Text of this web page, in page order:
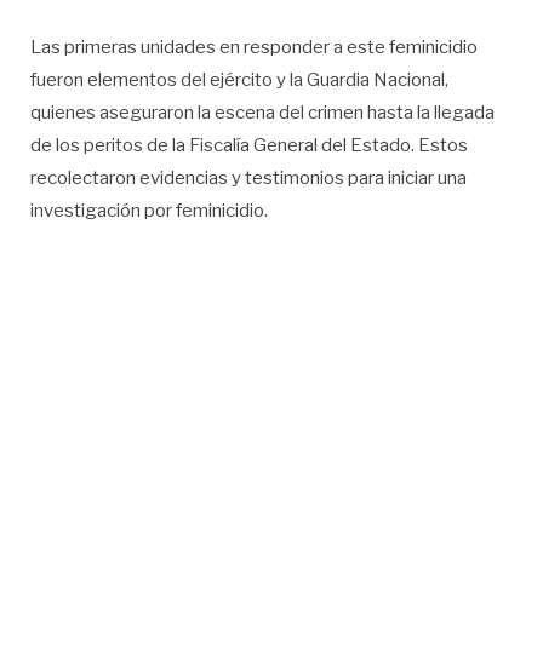
Las primeras unidades en responder a este feminicidio
fueron elementos del ejército y la Guardia Nacional,
quienes aseguraron la escena del crimen hasta la llegada
de los peritos de la Fiscalía General del Estado. Estos
recolectaron evidencias y testimonios para iniciar una
investigación por feminicidio.